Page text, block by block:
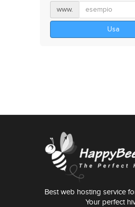
www.
Usa
Best web hosting service
Your perfect